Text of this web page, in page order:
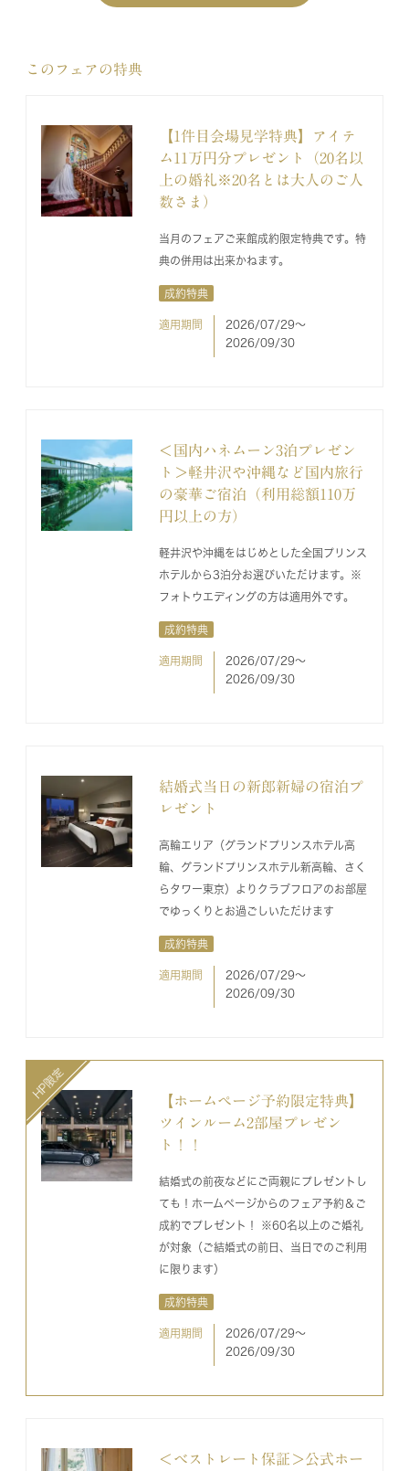
このフェアの特典
【1件目会場見学特典】アイテ
ム11万円分プレゼント（20名以
上の婚礼※20名とは大人のご人
数さま）
当月のフェアご来館成約限定特典です。特
典の併用は出来かねます。
成約特典
適用期間
2026/07/29〜
2026/09/30
＜国内ハネムーン3泊プレゼン
ト＞軽井沢や沖縄など国内旅行
の豪華ご宿泊（利用総額110万
円以上の方）
軽井沢や沖縄をはじめとした全国プリンス
ホテルから3泊分お選びいただけます。※
フォトウエディングの方は適用外です。
成約特典
適用期間
2026/07/29〜
2026/09/30
結婚式当日の新郎新婦の宿泊プ
レゼント
高輪エリア（グランドプリンスホテル高
輪、グランドプリンスホテル新高輪、さく
らタワー東京）よりクラブフロアのお部屋
でゆっくりとお過ごしいただけます
成約特典
適用期間
2026/07/29〜
2026/09/30
【ホームページ予約限定特典】
ツインルーム2部屋プレゼン
ト！！
結婚式の前夜などにご両親にプレゼントし
ても！ホームページからのフェア予約＆ご
成約でプレゼント！ ※60名以上のご婚礼
が対象（ご結婚式の前日、当日でのご利用
に限ります）
成約特典
適用期間
2026/07/29〜
2026/09/30
＜ベストレート保証＞公式ホー